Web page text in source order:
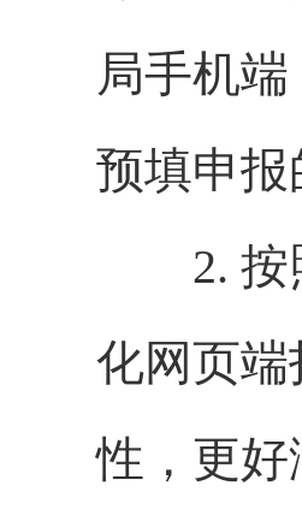
局手机
预填申
2. 按照
化网页
性，更